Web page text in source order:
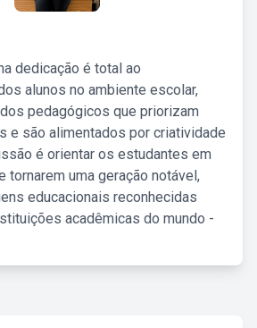
dedicação é total ao
alunos no ambiente escolar,
pedagógicos que priorizam
e são alimentados por criatividade
é orientar os estudantes em
tornarem uma geração notável,
educacionais reconhecidas
acadêmicas do mundo -